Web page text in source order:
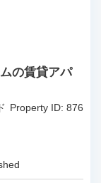
の賃貸アパ
Property ID: 876